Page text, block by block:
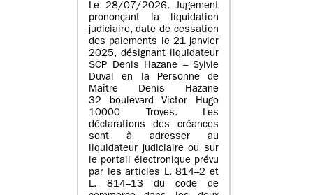
Le 28/07/2026. Jugement
prononçant la liquidation
judiciaire, date de cessation
des paiements le 21 janvier
2025, désignant liquidateur
SCP Denis Hazane – Sylvie
Duval en la Personne de
Maître Denis Hazane
32 boulevard Victor Hugo
10000 Troyes. Les
déclarations des créances
sont à adresser au
liquidateur judiciaire ou sur
le portail électronique prévu
par les articles L. 814–2 et
L. 814–13 du code de